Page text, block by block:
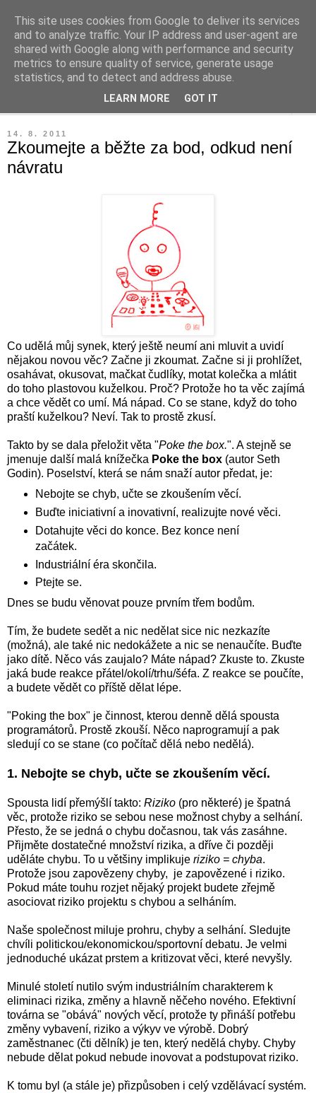
Leaný blog
Blog o diplomkách, lean, čtení a podnikání.
14. 8. 2011
Zkoumejte a běžte za bod, odkud není
návratu
Co udělá můj synek, který ještě neumí ani mluvit a uvidí
nějakou novou věc? Začne ji zkoumat. Začne si ji prohlížet,
osahávat, okusovat, mačkat čudlíky, motat kolečka a mlátit
do toho plastovou kuželkou. Proč? Protože ho ta věc zajímá
a chce vědět co umí. Má nápad. Co se stane, když do toho
praští kuželkou? Neví. Tak to prostě zkusí.
Takto by se dala přeložit věta "Poke the box.". A stejně se
jmenuje další malá knížečka Poke the box (autor Seth
Godin). Poselství, která se nám snaží autor předat, je:
Nebojte se chyb, učte se zkoušením věcí.
Buďte iniciativní a inovativní, realizujte nové věci.
Dotahujte věci do konce. Bez konce není
začátek.
Industriální éra skončila.
Ptejte se.
Dnes se budu věnovat pouze prvním třem bodům.
Tím, že budete sedět a nic nedělat sice nic nezkazíte
(možná), ale také nic nedokážete a nic se nenaučíte. Buďte
jako dítě. Něco vás zaujalo? Máte nápad? Zkuste to. Zkuste
jaká bude reakce přátel/okolí/trhu/šéfa. Z reakce se poučíte,
a budete vědět co příště dělat lépe.
"Poking the box" je činnost, kterou denně dělá spousta
programátorů. Prostě zkouší. Něco naprogramují a pak
sledují co se stane (co počítač dělá nebo nedělá).
1. Nebojte se chyb, učte se zkoušením věcí.
Spousta lidí přemýšlí takto: Riziko (pro některé) je špatná
věc, protože riziko se sebou nese možnost chyby a selhání.
Přesto, že se jedná o chybu dočasnou, tak vás zasáhne.
Přijměte dostatečné množství rizika, a dříve či později
uděláte chybu. To u většiny implikuje riziko = chyba.
Protože jsou zapovězeny chyby, je zapovězené i riziko.
Pokud máte touhu rozjet nějaký projekt budete zřejmě
asociovat riziko projektu s chybou a selháním.
Naše společnost miluje prohru, chyby a selhání. Sledujte
chvíli politickou/ekonomickou/sportovní debatu. Je velmi
jednoduché ukázat prstem a kritizovat věci, které nevyšly.
Minulé století nutilo svým industriálním charakterem k
eliminaci rizika, změny a hlavně něčeho nového. Efektivní
továrna se "obává" nových věcí, protože ty přináší potřebu
změny vybavení, riziko a výkyv ve výrobě. Dobrý
zaměstnanec (čti dělník) je ten, který nedělá chyby. Chyby
nebude dělat pokud nebude inovovat a podstupovat riziko.
K tomu byl (a stále je) přizpůsoben i celý vzdělávací systém.
This site uses cookies from Google to deliver its services
and to analyze traffic. Your IP address and user-agent are
shared with Google along with performance and security
metrics to ensure quality of service, generate usage
statistics, and to detect and address abuse.
LEARN MORE GOT IT